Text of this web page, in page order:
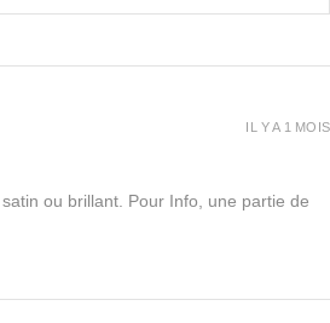
ou brillant. Pour Info, une partie de
IL Y A 1 MOIS